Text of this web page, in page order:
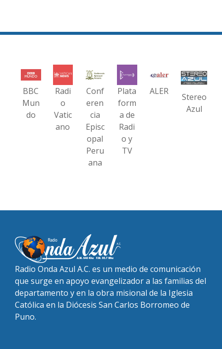
BBC
Mun
do
Radi
o
Vatic
ano
Conf
eren
cia
Episc
opal
Peru
ana
Plata
form
a de
Radi
o y
TV
ALER
Stereo
Azul
Radio Onda Azul A.C. es un medio de comunicación
que surge en apoyo evangelizador a las familias del
departamento y en la obra misional de la Iglesia
Católica en la Diócesis San Carlos Borromeo de
Puno.